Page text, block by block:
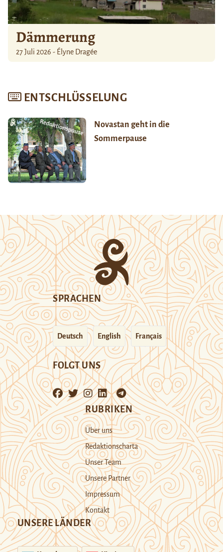
Dämmerung
27 Juli 2026 - Élyne Dragée
ENTSCHLÜSSELUNG
Novastan geht in die
Sommerpause
SPRACHEN
Deutsch English Français
FOLGT UNS
RUBRIKEN
Über uns
Redaktionscharta
Unser Team
Unsere Partner
Impressum
Kontakt
UNSERE LÄNDER